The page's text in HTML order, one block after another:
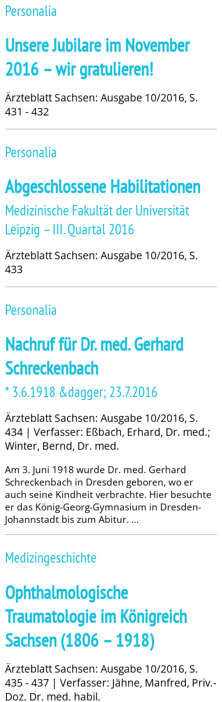
Personalia
Unsere Jubilare im November
2016 – wir gratulieren!
Ärzteblatt Sachsen: Ausgabe 10/2016, S.
431 - 432
Personalia
Abgeschlossene Habilitationen
Medizinische Fakultät der Universität
Leipzig – III. Quartal 2016
Ärzteblatt Sachsen: Ausgabe 10/2016, S.
433
Personalia
Nachruf für Dr. med. Gerhard
Schreckenbach
* 3.6.1918 &dagger; 23.7.2016
Ärzteblatt Sachsen: Ausgabe 10/2016, S.
434 | Verfasser: Eßbach, Erhard, Dr. med.;
Winter, Bernd, Dr. med.
Am 3. Juni 1918 wurde Dr. med. Gerhard
Schreckenbach in Dresden geboren, wo er
auch seine Kindheit verbrachte. Hier besuchte
er das König-Georg-Gymnasium in Dresden-
Johannstadt bis zum Abitur. ...
Medizingeschichte
Ophthalmologische
Traumatologie im Königreich
Sachsen (1806 – 1918)
Ärzteblatt Sachsen: Ausgabe 10/2016, S.
435 - 437 | Verfasser: Jähne, Manfred, Priv.-
Doz. Dr. med. habil.